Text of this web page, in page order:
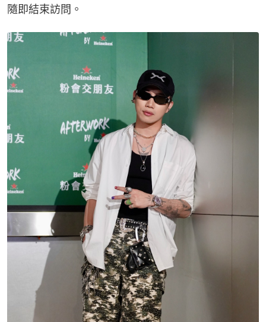
隨即結束訪問。